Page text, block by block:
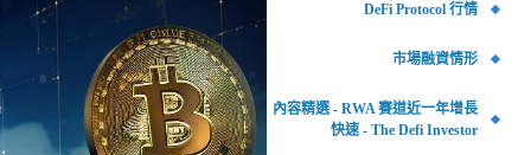
DeFi Protocol 行情
市場融資情形
內容精選 - RWA 賽道近一年增長
快速 - The Defi Investor